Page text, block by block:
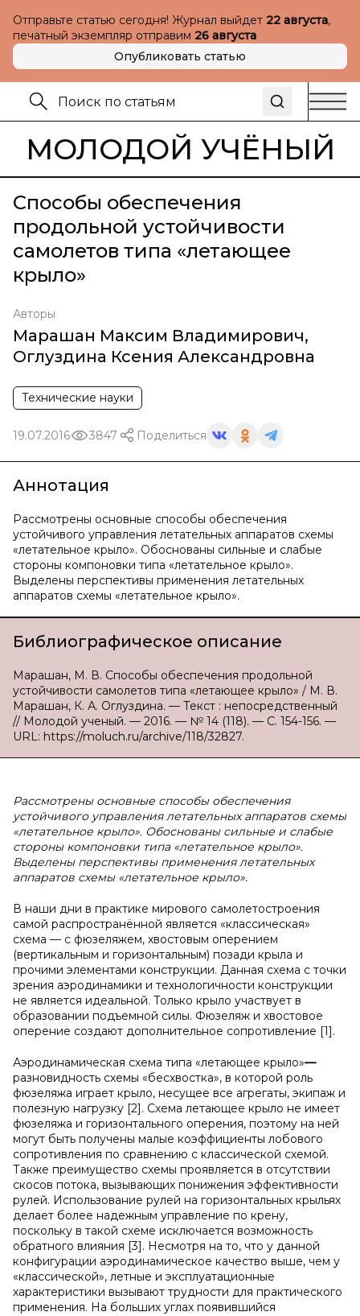
Отправьте статью сегодня! Журнал выйдет 22 августа,
печатный экземпляр отправим 26 августа
Опубликовать статью
МОЛОДОЙ УЧЁНЫЙ
Способы обеспечения
продольной устойчивости
самолетов типа «летающее
крыло»
Авторы
Марашан Максим Владимирович,
Оглуздина Ксения Александровна
Технические науки
19.07.2016 3847 Поделиться
Аннотация
Рассмотрены основные способы обеспечения
устойчивого управления летательных аппаратов схемы
«летательное крыло». Обоснованы сильные и слабые
стороны компоновки типа «летательное крыло».
Выделены перспективы применения летательных
аппаратов схемы «летательное крыло».
Библиографическое описание
Марашан, М. В. Способы обеспечения продольной
устойчивости самолетов типа «летающее крыло» / М. В.
Марашан, К. А. Оглуздина. — Текст : непосредственный
// Молодой ученый. — 2016. — № 14 (118). — С. 154-156. —
URL: https://moluch.ru/archive/118/32827.
Рассмотрены основные способы обеспечения
устойчивого управления летательных аппаратов схемы
«летательное крыло». Обоснованы сильные и слабые
стороны компоновки типа «летательное крыло».
Выделены перспективы применения летательных
аппаратов схемы «летательное крыло».
В наши дни в практике мирового самолетостроения
самой распространённой является «классическая»
схема — с фюзеляжем, хвостовым оперением
(вертикальным и горизонтальным) позади крыла и
прочими элементами конструкции. Данная схема с точки
зрения аэродинамики и технологичности конструкции
не является идеальной. Только крыло участвует в
образовании подъемной силы. Фюзеляж и хвостовое
оперение создают дополнительное сопротивление [1].
Аэродинамическая схема типа «летающее крыло»—
разновидность схемы «бесхвостка», в которой роль
фюзеляжа играет крыло, несущее все агрегаты, экипаж и
полезную нагрузку [2]. Схема летающее крыло не имеет
фюзеляжа и горизонтального оперения, поэтому на ней
могут быть получены малые коэффициенты лобового
сопротивления по сравнению с классической схемой.
Также преимущество схемы проявляется в отсутствии
скосов потока, вызывающих понижения эффективности
рулей. Использование рулей на горизонтальных крыльях
делает более надежным управление по крену,
поскольку в такой схеме исключается возможность
обратного влияния [3]. Несмотря на то, что у данной
конфигурации аэродинамическое качество выше, чем у
«классической», летные и эксплуатационные
характеристики вызывают трудности для практического
применения. На больших углах появившийся